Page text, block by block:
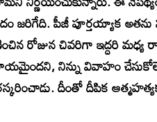
జరిగేది. పీజీ పూర్తయ్యాక
రోజున చివరిగా ఇద్దరి మధ్య
నిన్ను వివాహం
దీంతో దీపిక